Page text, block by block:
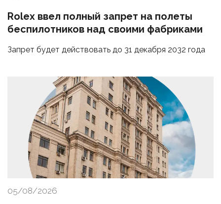
Rolex ввел полный запрет на полеты
беспилотников над своими фабриками
Запрет будет действовать до 31 декабря 2032 года
05/08/2026